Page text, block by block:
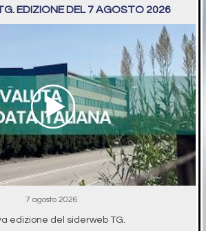
EDIZIONE DEL 7 AGOSTO 2026
7 agosto 2026
edizione del siderweb TG.